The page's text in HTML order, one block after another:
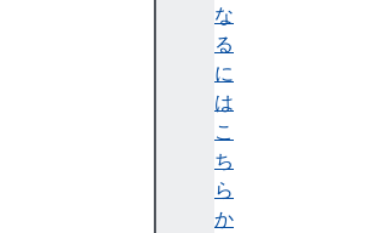
な
る
に
は
こ
ち
ら
か